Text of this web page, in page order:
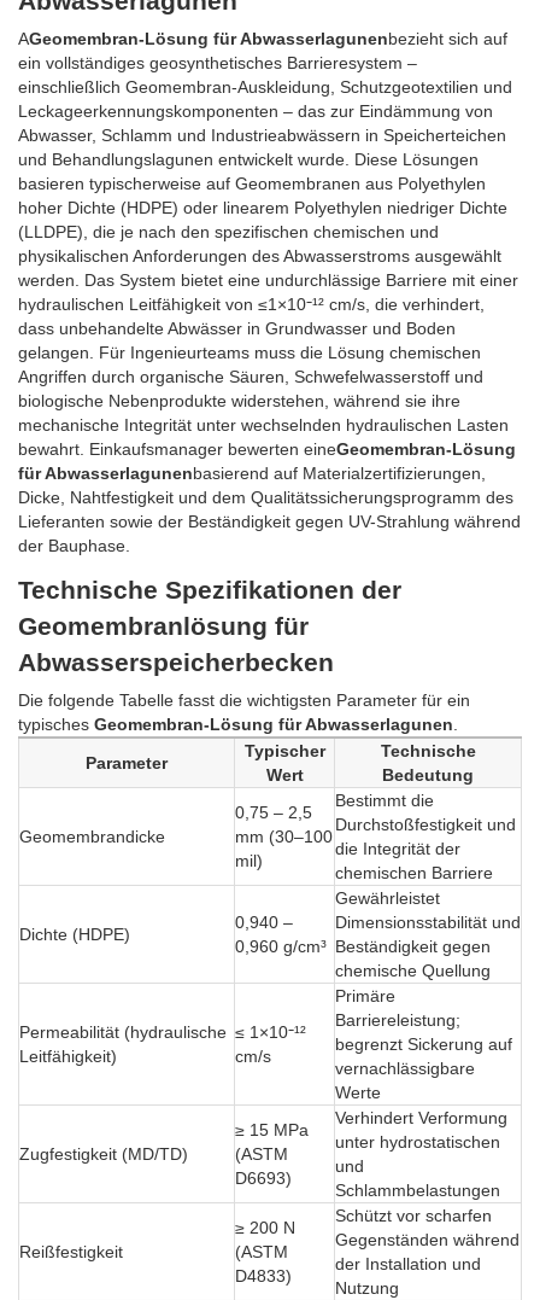
AGeomembran-Lösung für Abwasserlagunenbezieht sich auf
ein vollständiges geosynthetisches Barrieresystem –
einschließlich Geomembran-Auskleidung, Schutzgeotextilien und
Leckageerkennungskomponenten – das zur Eindämmung von
Abwasser, Schlamm und Industrieabwässern in Speicherteichen
und Behandlungslagunen entwickelt wurde. Diese Lösungen
basieren typischerweise auf Geomembranen aus Polyethylen
hoher Dichte (HDPE) oder linearem Polyethylen niedriger Dichte
(LLDPE), die je nach den spezifischen chemischen und
physikalischen Anforderungen des Abwasserstroms ausgewählt
werden. Das System bietet eine undurchlässige Barriere mit einer
hydraulischen Leitfähigkeit von ≤1×10⁻¹² cm/s, die verhindert,
dass unbehandelte Abwässer in Grundwasser und Boden
gelangen. Für Ingenieurteams muss die Lösung chemischen
Angriffen durch organische Säuren, Schwefelwasserstoff und
biologische Nebenprodukte widerstehen, während sie ihre
mechanische Integrität unter wechselnden hydraulischen Lasten
bewahrt. Einkaufsmanager bewerten eineGeomembran-Lösung
für Abwasserlagunenbasierend auf Materialzertifizierungen,
Dicke, Nahtfestigkeit und dem Qualitätssicherungsprogramm des
Lieferanten sowie der Beständigkeit gegen UV-Strahlung während
der Bauphase.
Technische Spezifikationen der
Geomembranlösung für
Abwasserspeicherbecken
Die folgende Tabelle fasst die wichtigsten Parameter für ein
typisches Geomembran-Lösung für Abwasserlagunen
Parameter
Typischer
Wert
Technische
Bedeutung
Geomembrandicke
0,75 – 2,5
mm (30–100
mil)
Bestimmt die
Durchstoßfestigkeit und
die Integrität der
chemischen Barriere
Dichte (HDPE)
0,940 –
0,960 g/cm³
Gewährleistet
Dimensionsstabilität und
Beständigkeit gegen
chemische Quellung
Permeabilität (hydraulische
Leitfähigkeit)
≤ 1×10⁻¹²
cm/s
Primäre
Barriereleistung;
begrenzt Sickerung auf
vernachlässigbare
Werte
Zugfestigkeit (MD/TD)
≥ 15 MPa
(ASTM
D6693)
Verhindert Verformung
unter hydrostatischen
und
Schlammbelastungen
Reißfestigkeit
≥ 200 N
(ASTM
D4833)
Schützt vor scharfen
Gegenständen während
der Installation und
Nutzung